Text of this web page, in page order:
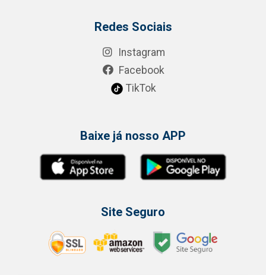
Redes Sociais
Instagram
Facebook
TikTok
Baixe já nosso APP
Site Seguro